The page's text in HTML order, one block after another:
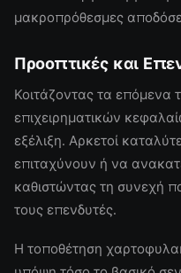
μακροπρόθεσμες
Προοπτικές και
Κοιτάζοντας τα επόμενα
επιχειρηματικών
εξέλιξη. Αρκετοί
επιταχύνουν ή να
καθιστώντας τη συνεχή
τους επενδυτές.
Η τοποθέτηση